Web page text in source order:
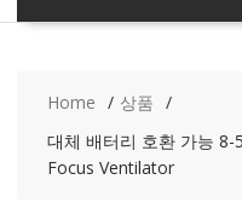
Home
상품
대체 배터리 호환 가능 8-
Focus Ventilator